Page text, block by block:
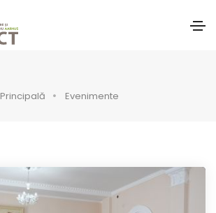
Principală Evenimente